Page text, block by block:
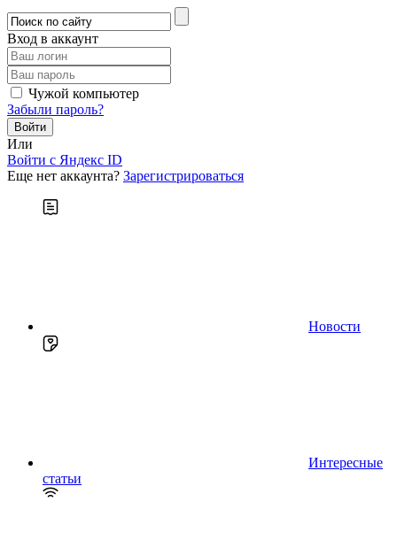
Вход в аккаунт
Чужой компьютер
Забыли пароль?
Или
Войти c Яндекс ID
Еще нет аккаунта? Зарегистрироваться
Новости
Интересные
статьи